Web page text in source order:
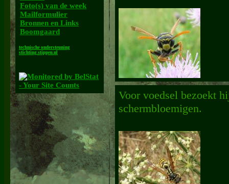
Foto(s) van de week
Mailformulier
Bronnen en Links
Boomgaard
technische ondersteuning
stichting.stippen.nl
Voor voedsel bezoekt
schermbloemigen.